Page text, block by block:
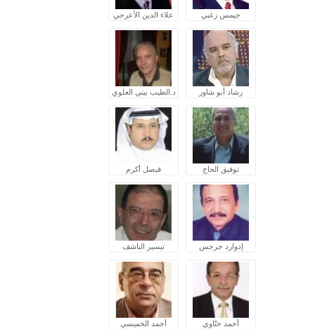
جيمس زغبي علاء الدين الأعرجي
رشاد أبو شاور د.الطيب بيتي العلوي
توفيق الحاج فيصل أكرم
إدوارد جرجس تيسير الناشف
أحمد ختّاوي أحمد الخميسي